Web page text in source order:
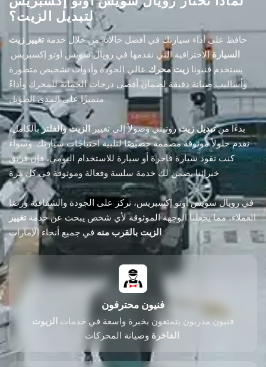
لتبديل الزيت؟
حافظ على أداء سيارتك في أفضل حالاته من خلال خدمةتغيير زيت
السيارةالاحترافية التي نقدمها في رويال سويس أوتو إكسبريس.
يستخدم فنيونا زيت محرك عالي الجودة وأدوات تشخيص متطورة
وأساليب صيانة دقيقة لضمان أقصى درجات الحماية للمحرك وأداءً
متميزًا على المدى الطويل.
بدءًا منتبديل زيتروتيني وصولاً إلى تغيير الزيت والفلتربالكامل،
نقدم حلولاً موثوقة مصممة خصيصًا لتلبية احتياجات سيارتك. وسواء
كنت تقود سيارة فاخرة أو سيارة للاستخدام اليومي، فإن فريق
خبرائنا يضمن لك خدمة سلسة وفعالة وموثوقة في كل مرة.
في رويال سويس أوتو إكسبريس، نركز على الجودة والشفافية ورضا
العملاء، مما يجعلنا الوجهة الموثوقة لأي شخص يبحث عن خدمةتغيير
الزيت بالقرب منه في جميع أنحاء الإمارات.
فنيون محترفون
فنيون مدربون يتمتعون بخبرة واسعة في خدمات الزيوت
الفاخرة وصيانة المحركات.